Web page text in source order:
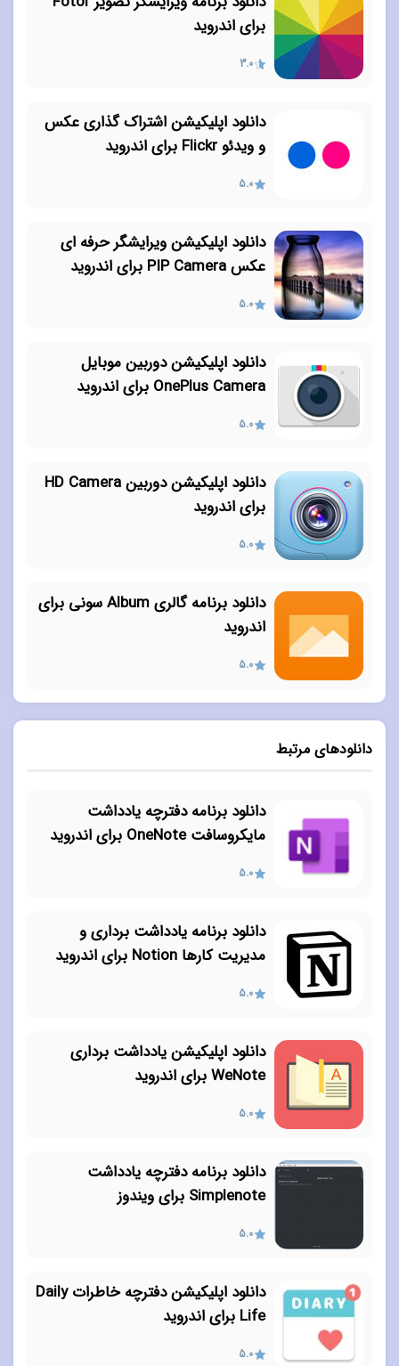
دانلودهای مرتبط
دانلود برنامه دفترچه یادداشت
مایکروسافت OneNote برای اندروید
5.0
دانلود برنامه یادداشت برداری و
مدیریت کارها Notion برای اندروید
5.0
دانلود اپلیکیشن یادداشت برداری
WeNote برای اندروید
5.0
دانلود برنامه دفترچه یادداشت
Simplenote برای ویندوز
5.0
دانلود اپلیکیشن دفترچه خاطرات Daily
Life برای اندروید
5.0
برای اندروید
3.0
دانلود اپلیکیشن اشتراک گذاری عکس
و ویدئو Flickr برای اندروید
5.0
دانلود اپلیکیشن ویرایشگر حرفه ای
عکس PIP Camera برای اندروید
5.0
دانلود اپلیکیشن دوربین موبایل
OnePlus Camera برای اندروید
5.0
دانلود اپلیکیشن دوربین HD Camera
برای اندروید
5.0
دانلود برنامه گالری Album سونی برای
اندروید
5.0